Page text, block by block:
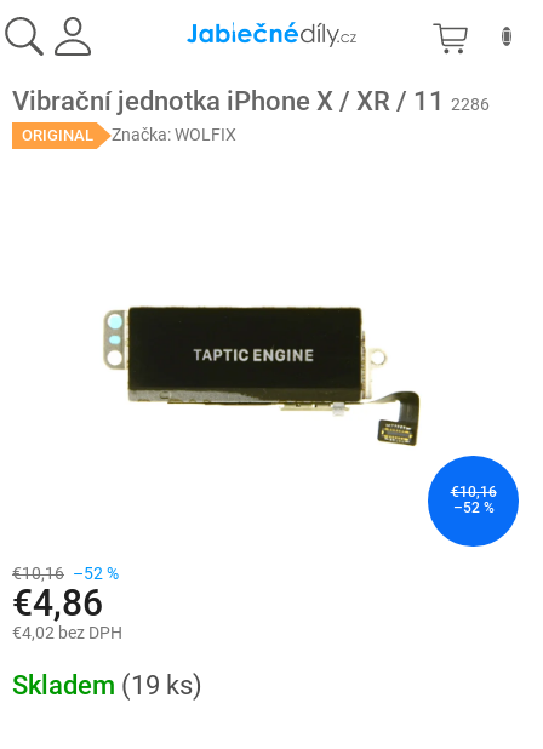
na
obsah
Vibrační jednotka iPhone X / XR / 11 2286
ORIGINAL Značka:WOLFIX
€10,16
–52 %
€10,16 –52 %
€4,86
€4,02 bez DPH
cena:
Skladem (19 ks)